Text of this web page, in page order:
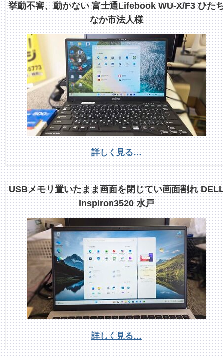
挙動不審、動かない 富士通Lifebook WU-X/F3 ひた
なか市法人様
詳しく見る…
USBメモリ置いたまま画面を閉じてい画面割れ
Inspiron3520 水戸
詳しく見る…